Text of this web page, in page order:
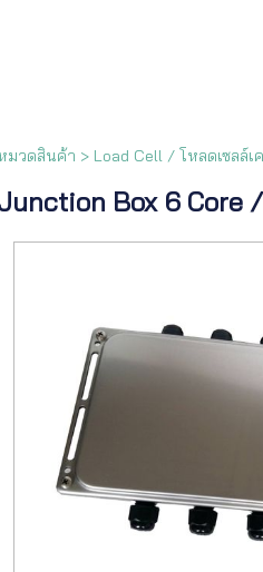
มวดสินค้า > Load Cell / โหลดเซลล์เ
Box 6 Core